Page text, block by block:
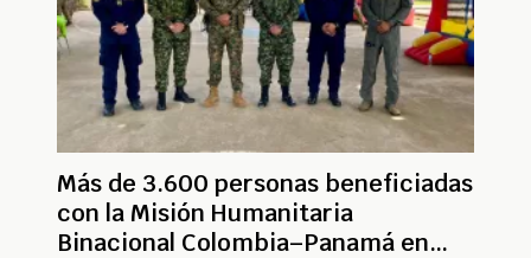
Más de 3.600 personas beneficiadas
con la Misión Humanitaria
Binacional Colombia–Panamá en